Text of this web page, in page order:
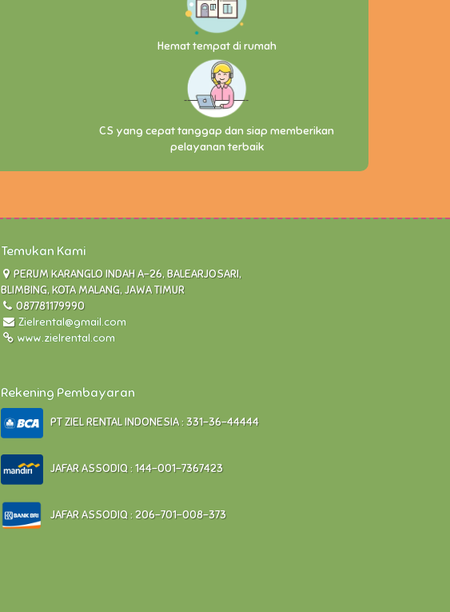
Hemat tempat di rumah
CS yang cepat tanggap dan siap memberikan
pelayanan terbaik
Temukan Kami
PERUM KARANGLO INDAH A-26, BALEARJOSARI,
BLIMBING, KOTA MALANG, JAWA TIMUR
087781179990
Zielrental@gmail.com
www.zielrental.com
Rekening Pembayaran
PT ZIEL RENTAL INDONESIA : 331-36-44444
JAFAR ASSODIQ : 144-001-7367423
JAFAR ASSODIQ : 206-701-008-373